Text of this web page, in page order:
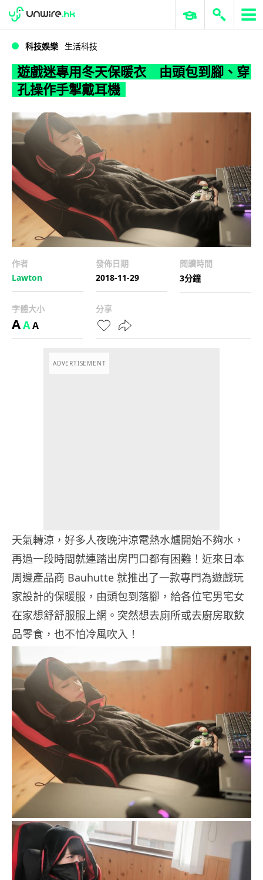
WWDC 2026 ERP 與商業 AI
科技娛樂 生活科技
遊戲迷專用冬天保暖衣 由頭包到腳、穿
孔操作手掣戴耳機
作者
Lawton
發佈日期
2018-11-29
閱讀時間
3分鐘
字體大小
AAA
分享
ADVERTISEMENT
天氣轉涼，好多人夜晚沖涼電熱水爐開始不夠水，
再過一段時間就連踏出房門口都有困難！近來日本
周邊產品商 Bauhutte 就推出了一款專門為遊戲玩
家設計的保暖服，由頭包到落腳，給各位宅男宅女
在家想舒舒服服上網。突然想去廁所或去廚房取飲
品零食，也不怕冷風吹入！